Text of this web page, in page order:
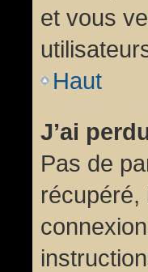
et vous
Haut
J’ai
Pas de
récupéré,